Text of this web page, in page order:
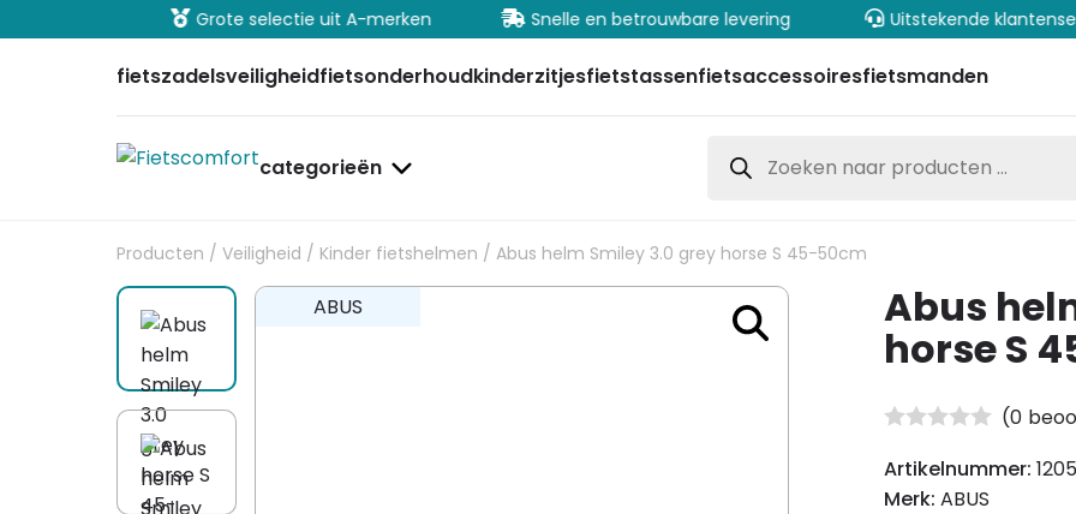
Grote selectie uit A-merken Snelle en betrouwbare levering Uitstekende
fietszadelsveiligheidfietsonderhoudkinderzitjesfietstassenfietsaccessoiresfietsmanden
categorieën zoeken
Producten /Veiligheid / Kinder fietshelmen / Abus helm Smiley 3.0 grey horse S 45-50cm
ABUS Abus
horse S
(0
Artikelnummer:
Merk: ABUS